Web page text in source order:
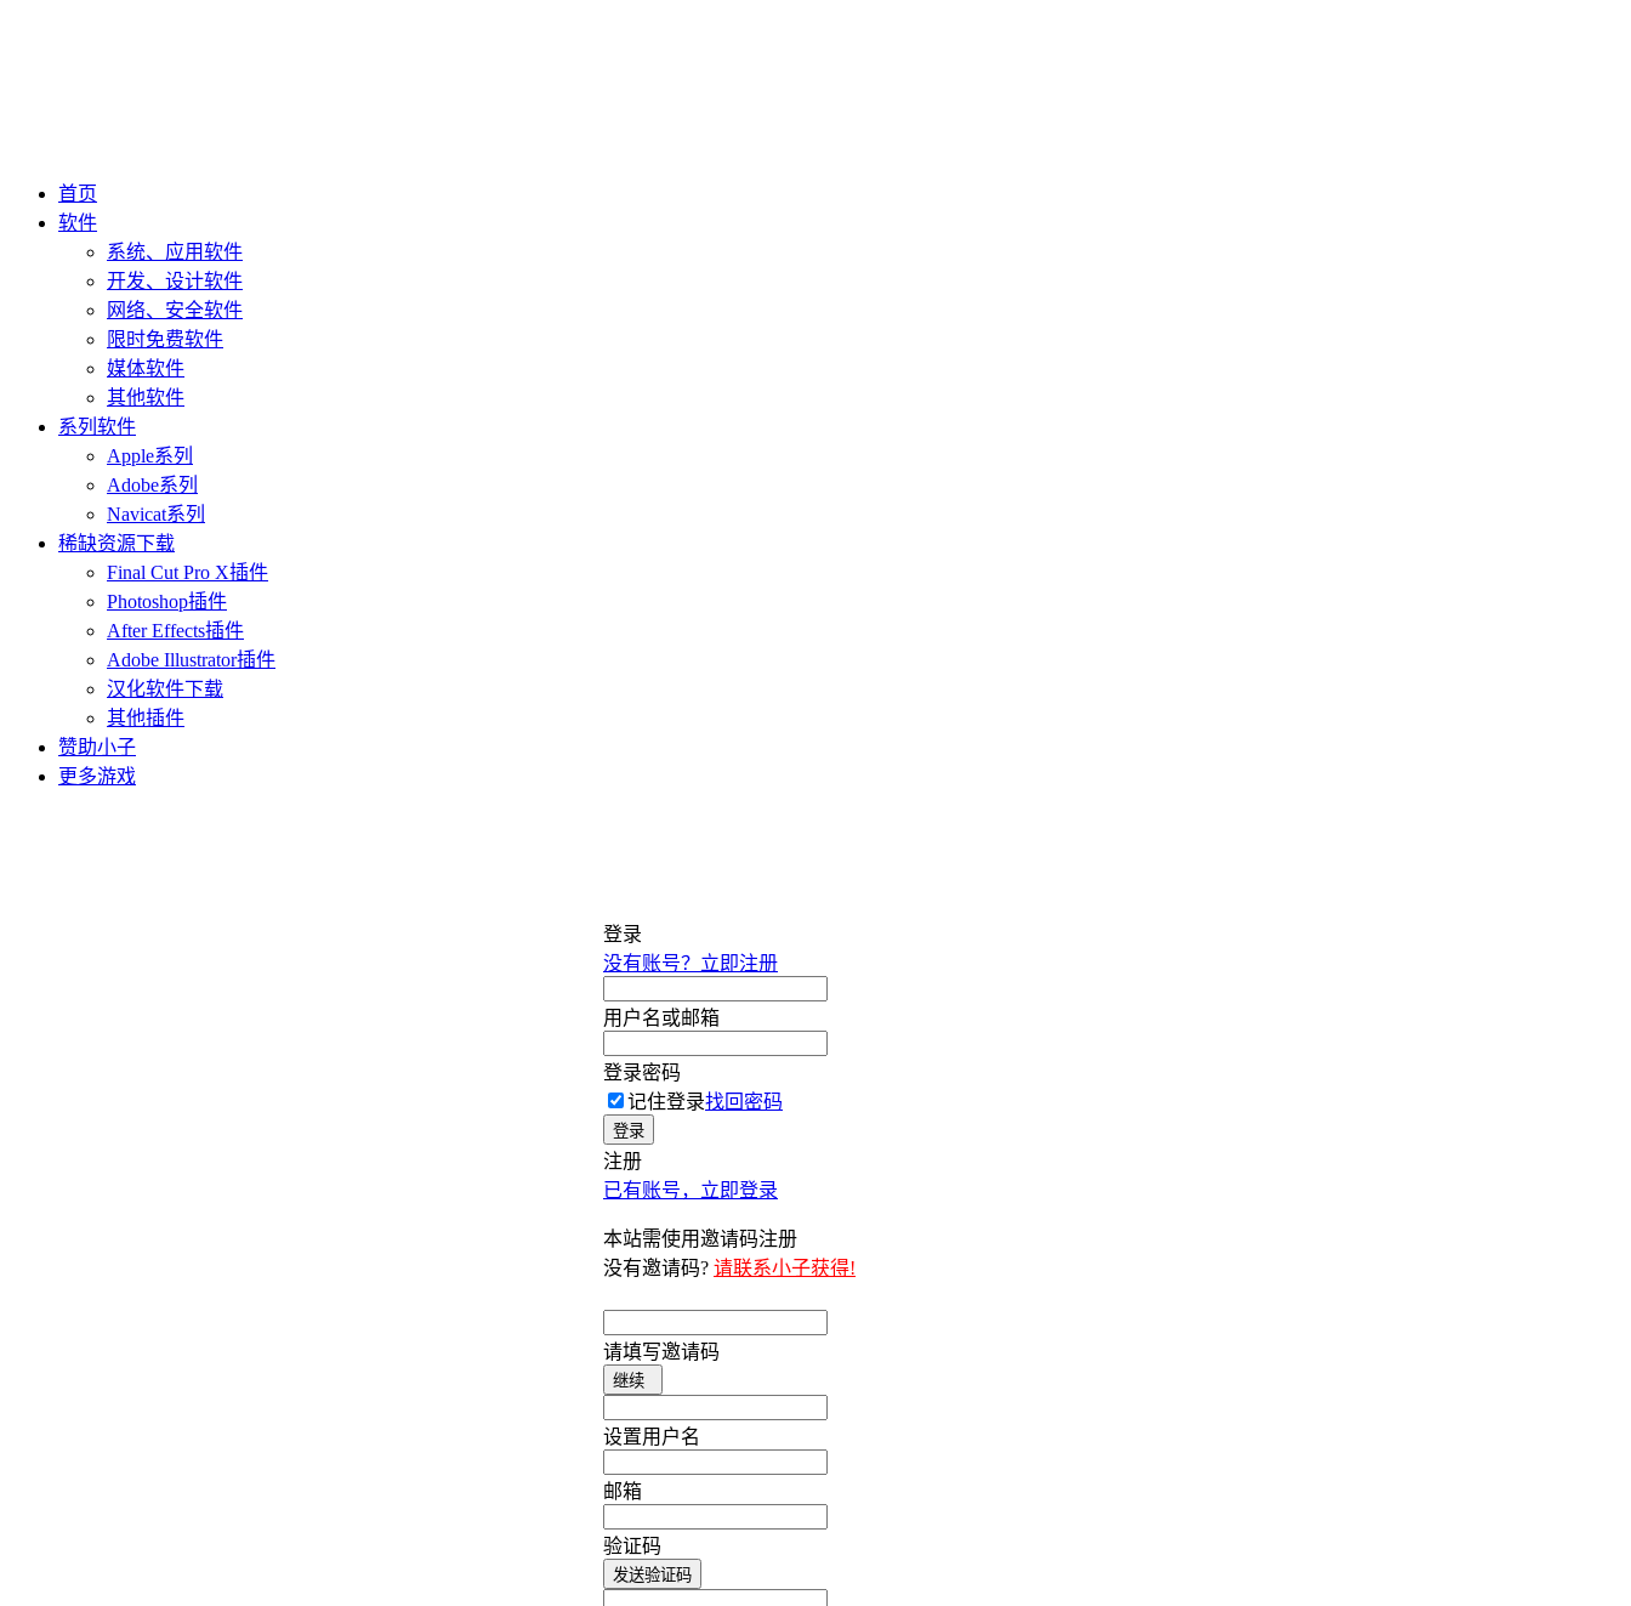
首页
软件
系统、应用软件
开发、设计软件
网络、安全软件
限时免费软件
媒体软件
其他软件
系列软件
Apple系列
Adobe系列
Navicat系列
稀缺资源下载
Final Cut Pro X插件
Photoshop插件
After Effects插件
Adobe Illustrator插件
汉化软件下载
其他插件
赞助小子
更多游戏
登录
没有账号？立即注册
用户名或邮箱
登录密码
记住登录找回密码
登录
注册
已有账号，立即登录
本站需使用邀请码注册
没有邀请码? 请联系小子获得!
请填写邀请码
继续
设置用户名
邮箱
验证码
发送验证码